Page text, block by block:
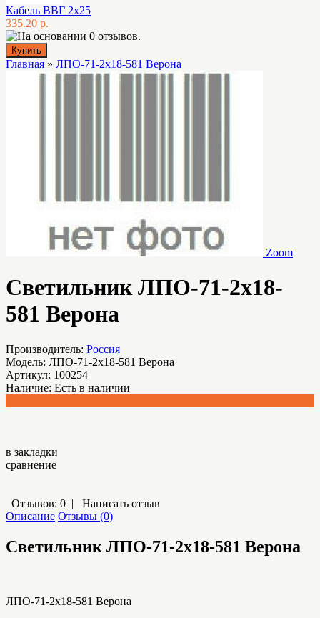
Кабель ВВГ 2х25
335.20 р.
Главная » ЛПО-71-2х18-581 Верона
Zoom
Светильник ЛПО-71-2х18-
581 Верона
Производитель: Россия
Модель: ЛПО-71-2х18-581 Верона
Артикул: 100254
Наличие: Есть в наличии
в закладки
сравнение
Отзывов: 0 | Написать отзыв
Описание Отзывы (0)
Светильник ЛПО-71-2х18-581 Верона
ЛПО-71-2х18-581 Верона